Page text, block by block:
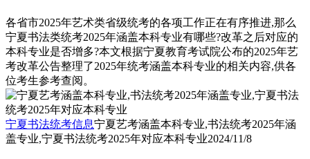
各省市2025年艺术类省级统考的各项工作正在有序推进,那么
宁夏书法类统考2025年涵盖本科专业有哪些?改革之后对应的
本科专业是否增多?本文根据宁夏教育考试院公布的2025年艺
考改革公告整理了2025年统考涵盖本科专业的相关内容,供各
位考生参考查阅。
宁夏书法统考信息宁夏艺考涵盖本科专业,书法统考2025年涵
盖专业,宁夏书法统考2025年对应本科专业2024/11/8